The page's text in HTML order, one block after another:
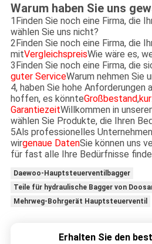
Warum haben Sie uns
1Finden Sie noch eine Firma, die
wählen Sie uns nicht?
2Finden Sie noch eine Firma, die
mitVergleichspreisWie wäre es,
3Finden Sie noch eine Firma, die
guter ServiceWarum nehmen Sie
4, haben Sie hohe Anforderungen
hoffen, es könnteGroßbestand,
GarantiezeitWillkommen in
wählen Sie Produkte, die Ihren
5Als professionelles
wirgenaue DatenSie können uns
für fast alle Ihre Bedürfnisse
Daewoo-Hauptsteuerventilbagger
Teile für hydraulische Bagger von
Mehrweg-Bohrgerät Hauptsteuerventil
Erhalten Sie den